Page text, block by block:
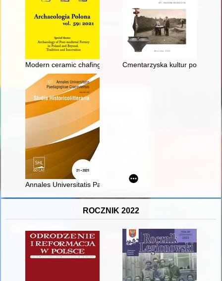
Modern ceramic chafing dishes in Northern Poland
Cmentarzyska kultur
Annales Universitatis Paedagogicae Cracoviensis. [T.] 21
ROCZNIK 2022